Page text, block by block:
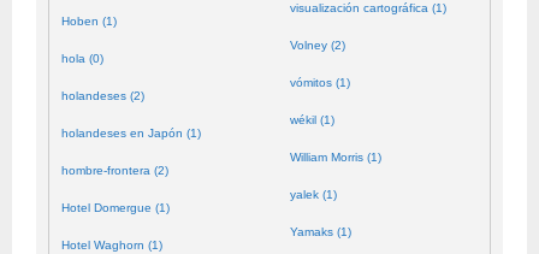
Hoben (1)
hola (0)
holandeses (2)
holandeses en Japón (1)
hombre-frontera (2)
Hotel Domergue (1)
Hotel Waghorn (1)
visualización cartográfica (1)
Volney (2)
vómitos (1)
wékil (1)
William Morris (1)
yalek (1)
Yamaks (1)